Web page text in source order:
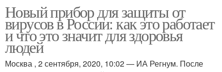
Новый прибор для защиты от
вирусов в России: как это работает
и что это значит для здоровья
людей
Москва , 2 сентября, 2020, 10:02 — ИА Регнум. После